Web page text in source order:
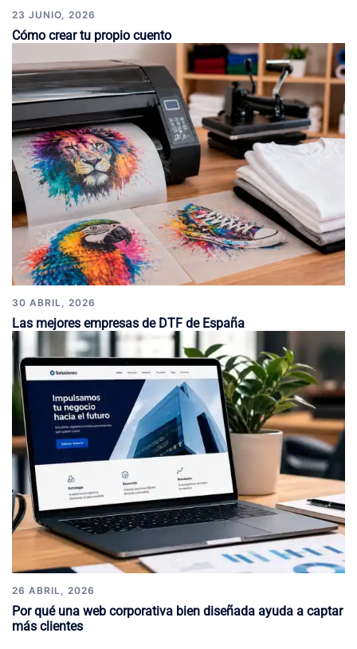
23 JUNIO, 2026
Cómo crear tu propio cuento
30 ABRIL, 2026
Las mejores empresas de DTF de España
26 ABRIL, 2026
Por qué una web corporativa bien diseñada ayuda a captar
más clientes